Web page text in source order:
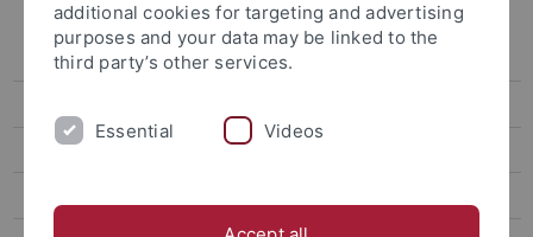
Aktuelles WiSe 2025/26
Aktuelles WS 2024/25
additional cookies for targeting and advertising
purposes and your data may be linked to the
third party’s other services.
Essential Videos